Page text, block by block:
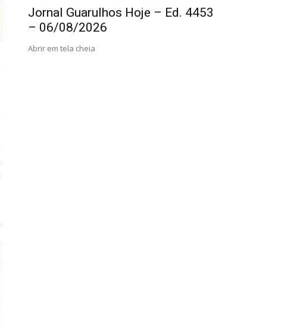
Jornal Guarulhos Hoje – Ed. 4453
– 06/08/2026
Abrir em tela cheia